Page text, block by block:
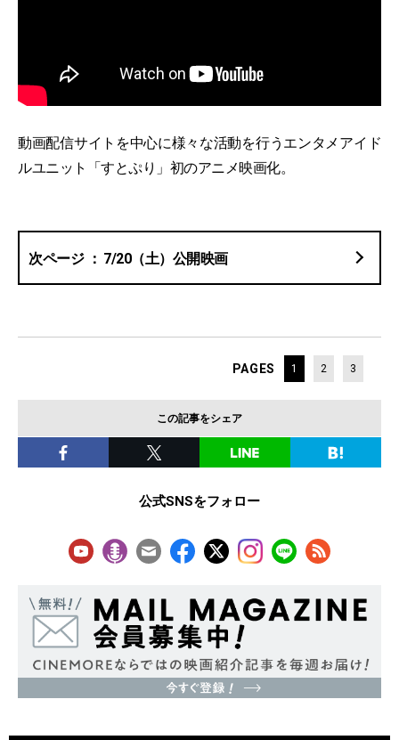
動画配信サイトを中心に様々な活動を行うエンタメアイド
ルユニット「すとぷり」初のアニメ映画化。
7/20（土）公開映画
PAGES 1 2 3
この記事をシェア
公式SNSをフォロー